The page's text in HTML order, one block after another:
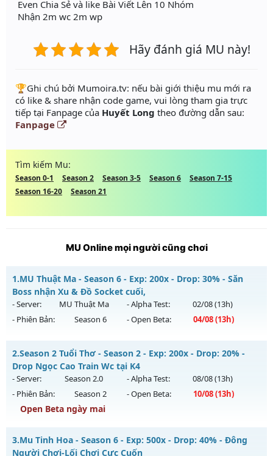
Even Chia Sẻ và like Bài Viết Lên 10 Nhóm
Nhận 2m wc 2m wp
Hãy đánh giá MU này!
️🏆Ghi chú bởi Mumoira.tv: nếu bài giới thiệu mu mới ra
có like & share nhận code game, vui lòng tham gia trực
tiếp tại Fanpage của Huyết Long theo đường dẫn sau:
Fanpage
Tìm kiếm Mu:
Season 0-1 Season 2 Season 3-5 Season 6
Season 7-15
Season 16-20
Season 21
MU Online mọi người cũng chơi
1.MU Thuật Ma - Season 6 - Exp: 200x - Drop: 30% - Săn
Boss nhận Xu & Đồ Socket cuối,
- Server: MU Thuật Ma - Alpha Test: 02/08(13h)
- Phiên Bản:
Season 6 - Open Beta: 04/08(13h)
MU Thuật Ma - Săn Boss nhận Xu & Đồ Socket cuối,
Mu mới ra tháng 08 2026 - Mở máy chủ
13h ngày 04/08/2626
Exp: 200x - Drop: 30%
Kiểu reset: Reset In Game
Antihack: VietGuard
2.Season 2 Tuổi Thơ - Season 2 - Exp: 200x - Drop: 20% -
Drop Ngọc Cao Train Wc tại K4
- Server: Season 2.0 - Alpha Test: 08/08(13h)
- Phiên Bản:
Season 2 - Open Beta: 10/08(13h)
Open Beta ngày mai
Season 2 Tuổi Thơ - Drop Ngọc Cao Train Wc tại K4
Mu mới ra tháng 08 2026 - Mở máy chủ
3.Mu Tinh Hoa - Season 6 - Exp: 500x - Drop: 40% - Đông
Người Chơi-Lối Chơi Cực Cuốn